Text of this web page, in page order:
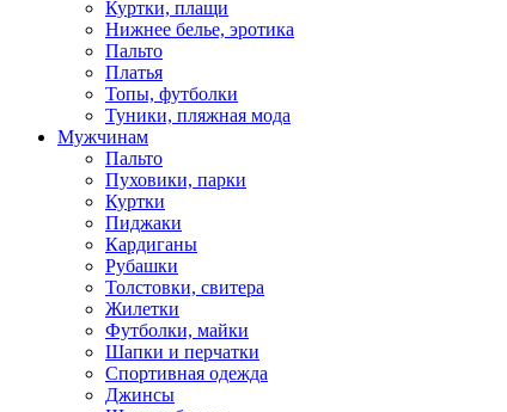
Куртки, плащи
Нижнее белье, эротика
Пальто
Платья
Топы, футболки
Туники, пляжная мода
Мужчинам
Пальто
Пуховики, парки
Куртки
Пиджаки
Кардиганы
Рубашки
Толстовки, свитера
Жилетки
Футболки, майки
Шапки и перчатки
Спортивная одежда
Джинсы